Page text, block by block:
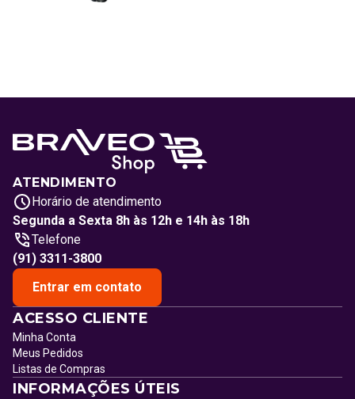
ATENDIMENTO
Horário de atendimento
Segunda a Sexta 8h às 12h e 14h às 18h
Telefone
(91) 3311-3800
Entrar em contato
ACESSO CLIENTE
Minha Conta
Meus Pedidos
Listas de Compras
INFORMAÇÕES ÚTEIS